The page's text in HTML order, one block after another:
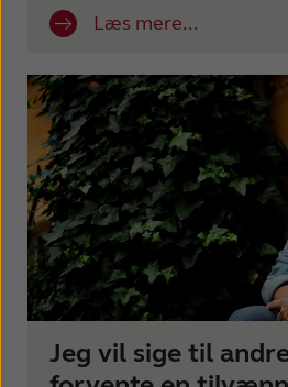
France
Kazakhstan
Latinoamérica
New Zealand
Schweiz
Suomi
Türkçe
Læs mere...
Jeg vil sige til